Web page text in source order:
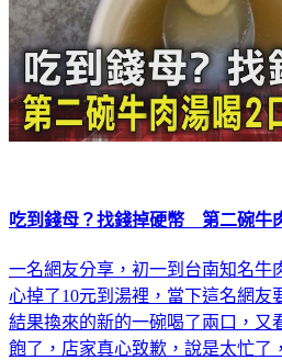
吃到錢母？找錢掉硬幣 第二碗牛
一名網友分享，初一到台南知名牛
心掉了10元到湯裡，當下這名網友
結果換來的新的一碗喝了兩口，又
飽了，店家真心致歉，說是太忙了